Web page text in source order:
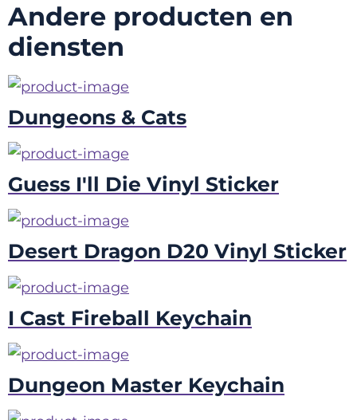
Andere producten en
diensten
Dungeons & Cats
Guess I'll Die Vinyl Sticker
Desert Dragon D20 Vinyl Sticker
I Cast Fireball Keychain
Dungeon Master Keychain